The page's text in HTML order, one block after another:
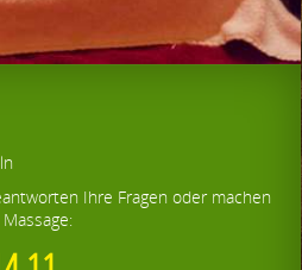
Ihre Fragen oder machen